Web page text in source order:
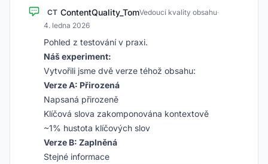
CT ContentQuality_TomVedoucí kvality obsahu·
4. ledna 2026
Pohled z testování v praxi.
Náš experiment:
Vytvořili jsme dvě verze téhož obsahu:
Verze A: Přirozená
Napsaná přirozeně
Klíčová slova zakomponována kontextově
~1% hustota klíčových slov
Verze B: Zaplněná
Stejné informace